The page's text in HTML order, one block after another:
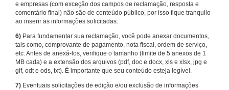
e empresas (com exceção dos campos de reclamação, resposta e
comentário final) não são de conteúdo público, por isso fique tranquilo
ao inserir as informações solicitadas.
6) Para fundamentar sua reclamação, você pode anexar documentos,
tais como, comprovante de pagamento, nota fiscal, ordem de serviço,
etc. Antes de anexá-los, verifique o tamanho (limite de 5 anexos de 1
MB cada) e a extensão dos arquivos (pdf, doc e docx, xls e xlsx, jpg e
gif, odt e ods, txt). É importante que seu conteúdo esteja legível.
7) Eventuais solicitações de edição e/ou exclusão de informações